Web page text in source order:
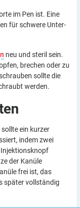
im Pen ist. Eine
für schwere Unter-
neu und steril sein.
brechen oder zu
sollte die
werden.
ein kurzer
indem zwei
Injektionsknopf
der Kanüle
frei ist, das
später vollständig